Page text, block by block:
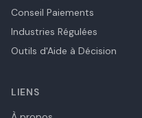
Conseil Paiements
Industries Régulées
Outils d'Aide à Décision
LIENS